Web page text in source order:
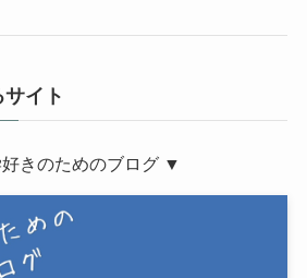
イト
きのためのブログ ▼